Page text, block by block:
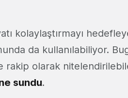
kolaylaştırmayı
da kullanılabiliyor.
rakip olarak
sundu.